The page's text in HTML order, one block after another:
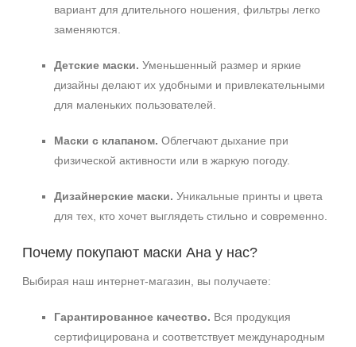
вариант для длительного ношения, фильтры легко
заменяются.
Детские маски. Уменьшенный размер и яркие
дизайны делают их удобными и привлекательными
для маленьких пользователей.
Маски с клапаном. Облегчают дыхание при
физической активности или в жаркую погоду.
Дизайнерские маски. Уникальные принты и цвета
для тех, кто хочет выглядеть стильно и современно.
Почему покупают маски Ана у нас?
Выбирая наш интернет-магазин, вы получаете:
Гарантированное качество. Вся продукция
сертифицирована и соответствует международным